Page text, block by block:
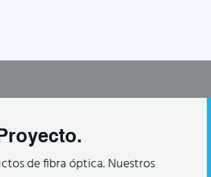
de fibra óptica. Nuestros